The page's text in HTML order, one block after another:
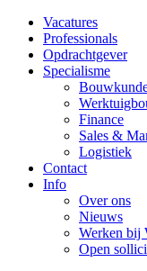
Vacatures
Professionals
Opdrachtgever
Specialisme
Finance
Sales &
Logistiek
Contact
Info
Over ons
Nieuws
Werken bij
Open